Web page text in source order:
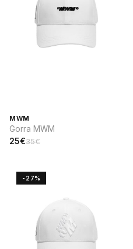
MWM
Gorra MWM
25€35€
-27%